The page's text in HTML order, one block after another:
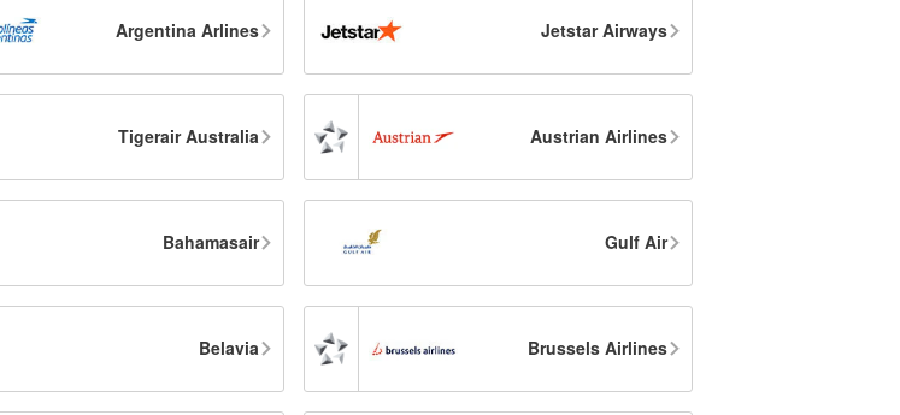
Argentina Arlines Jetstar Airways
Tigerair Australia Austrian Airlines
Bahamasair Gulf Air
Belavia Brussels Airlines